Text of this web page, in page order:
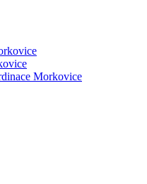
Morkovice